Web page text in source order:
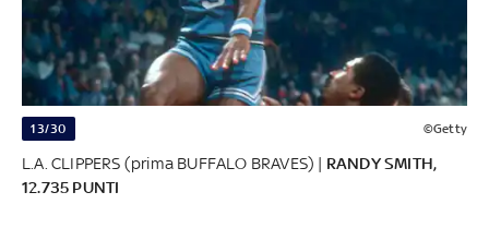
13/30 ©Getty
L.A. CLIPPERS (prima BUFFALO BRAVES) | RANDY SMITH,
12.735 PUNTI